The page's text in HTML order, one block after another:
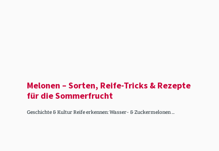
Melonen – Sorten, Reife-Tricks & Rezepte
für die Sommer­frucht
Geschichte & Kultur Reife erkennen: Wasser- & Zuckermelonen ...